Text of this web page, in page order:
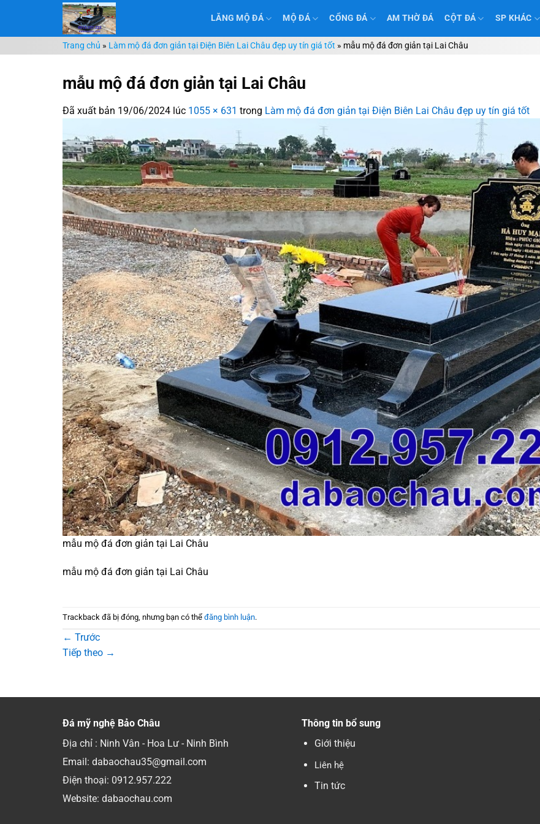
nội
dung
LĂNG MỘ ĐÁ MỘ ĐÁ CỔNG ĐÁ AM THỜ ĐÁ CỘT ĐÁ SP KHÁC
Trang chủ » Làm mộ đá đơn giản tại Điện Biên Lai Châu đẹp uy tín giá tốt » mẫu mộ đá đơn giản tại Lai Châu
mẫu mộ đá đơn giản tại Lai Châu
Đã xuất bản 19/06/2024 lúc 1055 × 631 trong Làm mộ đá đơn giản tại Điện Biên Lai Châu đẹp uy tín giá tốt
mẫu mộ đá đơn giản tại Lai Châu
mẫu mộ đá đơn giản tại Lai Châu
Trackback đã bị đóng, nhưng bạn có thể đăng bình luận.
← Trước
Tiếp theo →
Đá mỹ nghệ Bảo Châu
Địa chỉ : Ninh Vân - Hoa Lư - Ninh Bình
Email: dabaochau35@gmail.com
Điện thoại: 0912.957.222
Website: dabaochau.com
Thông tin bổ sung
Giới thiệu
Liên hệ
Tin tức